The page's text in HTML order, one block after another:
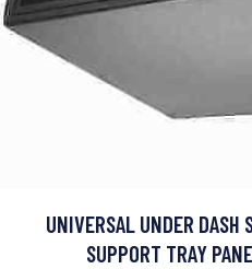
UNIVERSAL UNDER DASH
SUPPORT TRAY